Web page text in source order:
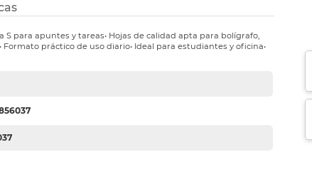
S para apuntes y tareas• Hojas de calidad apta para bolígrafo,
Formato práctico de uso diario• Ideal para estudiantes y oficina•